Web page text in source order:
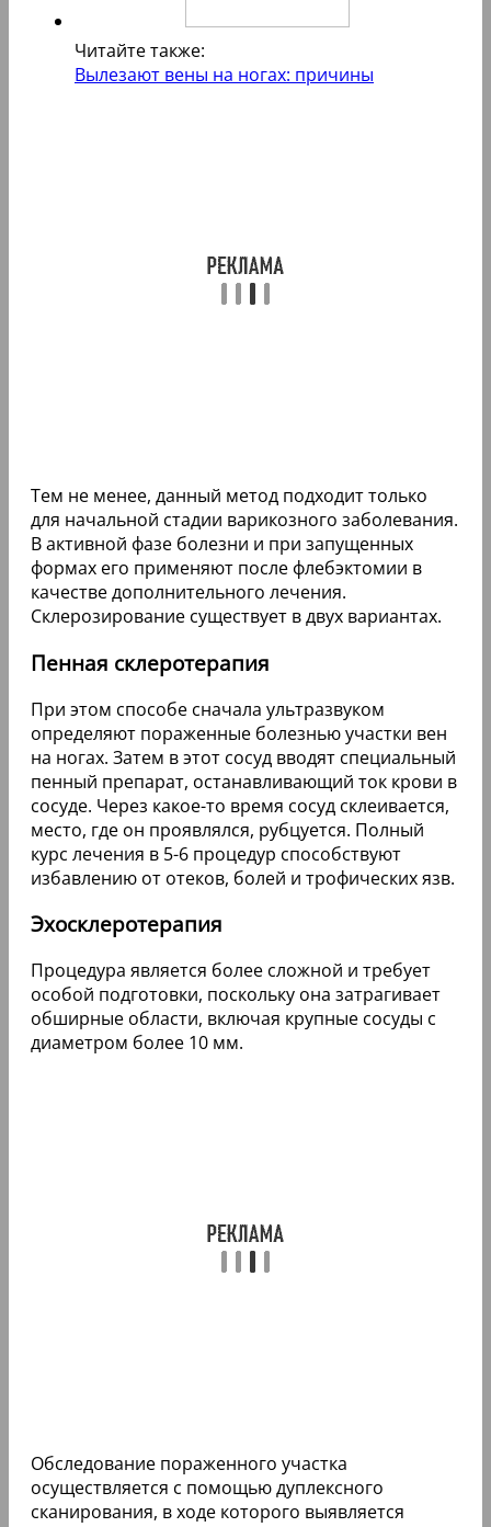
Читайте также:
Вылезают вены на ногах: причины
Тем не менее, данный метод подходит только
для начальной стадии варикозного заболевания.
В активной фазе болезни и при запущенных
формах его применяют после флебэктомии в
качестве дополнительного лечения.
Склерозирование существует в двух вариантах.
Пенная склеротерапия
При этом способе сначала ультразвуком
определяют пораженные болезнью участки вен
на ногах. Затем в этот сосуд вводят специальный
пенный препарат, останавливающий ток крови в
сосуде. Через какое-то время сосуд склеивается,
место, где он проявлялся, рубцуется. Полный
курс лечения в 5-6 процедур способствуют
избавлению от отеков, болей и трофических язв.
Эхосклеротерапия
Процедура является более сложной и требует
особой подготовки, поскольку она затрагивает
обширные области, включая крупные сосуды с
диаметром более 10 мм.
Обследование пораженного участка
осуществляется с помощью дуплексного
сканирования, в ходе которого выявляется